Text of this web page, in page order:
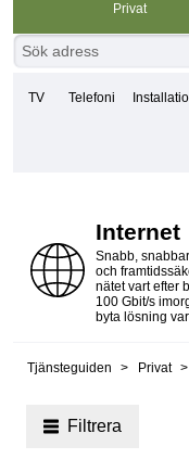
Privat
TV Telefoni
Internet
Snabb,
och
nätet vart efter
100 Gbit/s
byta lösning
Tjänsteguiden Privat
Filtrera